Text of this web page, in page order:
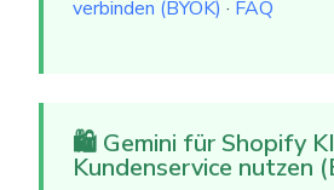
verbinden (BYOK) · FAQ
🛍️ Gemini für Shopify
Kundenservice nutzen